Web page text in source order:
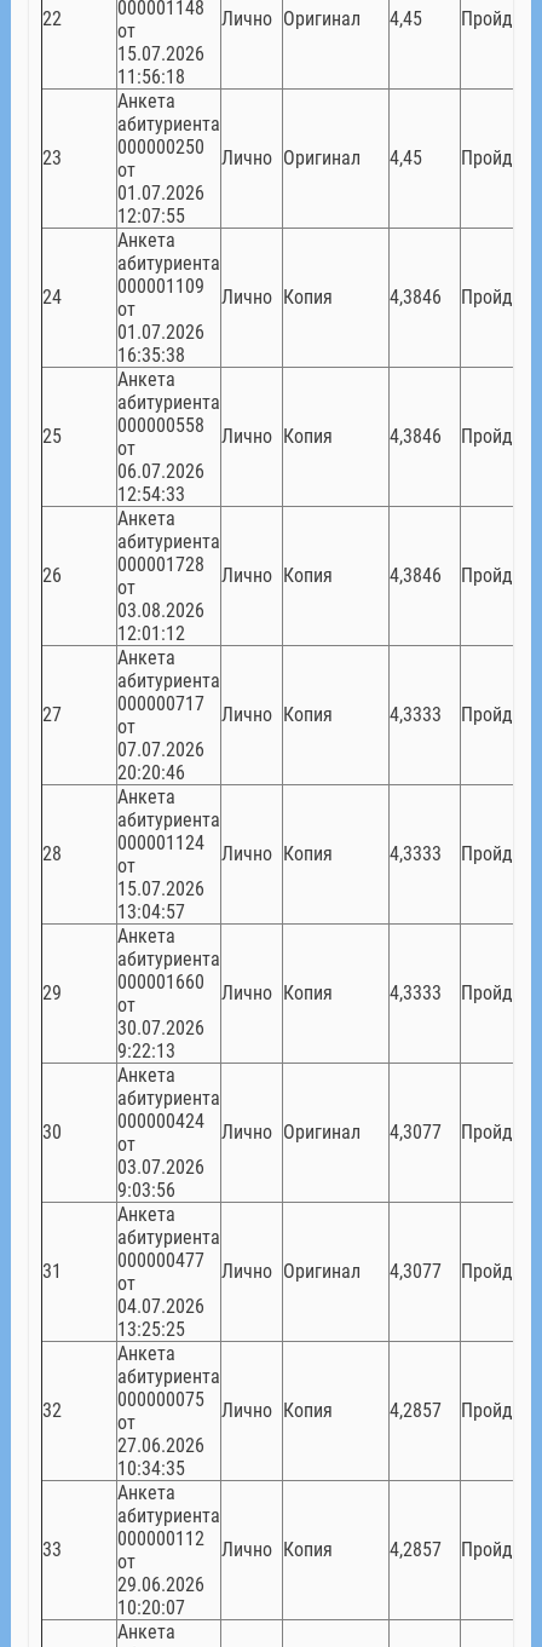
22
000001148
от
15.07.2026
11:56:18
Лично Оригинал 4,45
23
Анкета
абитуриента
000000250
от
01.07.2026
12:07:55
Лично Оригинал 4,45
24
Анкета
абитуриента
000001109
от
01.07.2026
16:35:38
Лично Копия 4,3846
25
Анкета
абитуриента
000000558
от
06.07.2026
12:54:33
Лично Копия 4,3846
26
Анкета
абитуриента
000001728
от
03.08.2026
12:01:12
Лично Копия 4,3846
27
Анкета
абитуриента
000000717
от
07.07.2026
20:20:46
Лично Копия 4,3333
28
Анкета
абитуриента
000001124
от
15.07.2026
13:04:57
Лично Копия 4,3333
29
Анкета
абитуриента
000001660
от
30.07.2026
9:22:13
Лично Копия 4,3333
30
Анкета
абитуриента
000000424
от
03.07.2026
9:03:56
Лично Оригинал 4,3077
31
Анкета
абитуриента
000000477
от
04.07.2026
13:25:25
Лично Оригинал 4,3077
32
Анкета
абитуриента
000000075
от
27.06.2026
10:34:35
Лично Копия 4,2857
33
Анкета
абитуриента
000000112
от
29.06.2026
10:20:07
Лично Копия 4,2857
Анкета